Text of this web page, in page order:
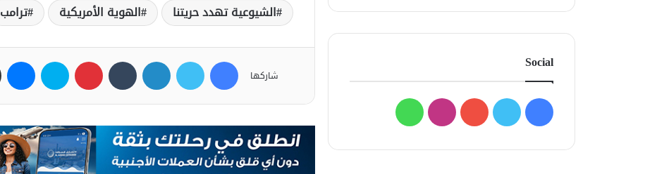
الشيوعية تهدد حريتنا الهوية الأمريكية ترامب
شاركها
فيسبوك تويتر لينكدإن بينتيريست سكايب Social
فيسبوك
تويتر يوتيوبانستقرامواتساب